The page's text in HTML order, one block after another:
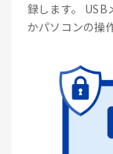
録します。 USB
かパソコンの操